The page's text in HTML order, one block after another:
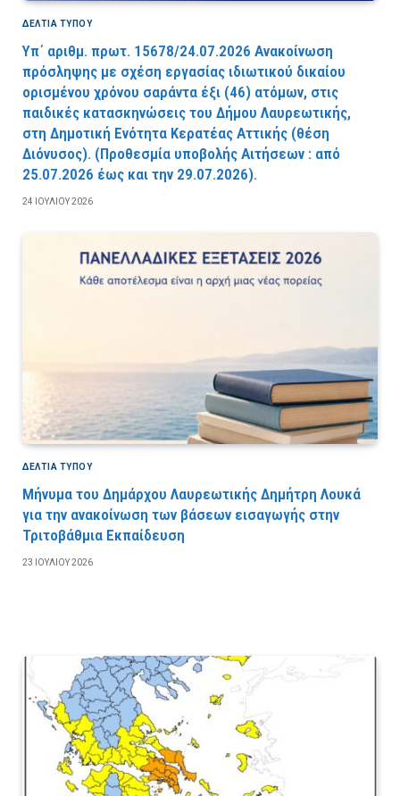
ΔΕΛΤΙΑ ΤΥΠΟΥ
Υπ΄ αριθμ. πρωτ. 15678/24.07.2026 Ανακοίνωση
πρόσληψης με σχέση εργασίας ιδιωτικού δικαίου
ορισμένου χρόνου σαράντα έξι (46) ατόμων, στις
παιδικές κατασκηνώσεις του Δήμου Λαυρεωτικής,
στη Δημοτική Ενότητα Κερατέας Αττικής (θέση
Διόνυσος). (Προθεσμία υποβολής Αιτήσεων : από
25.07.2026 έως και την 29.07.2026).
24 ΙΟΥΛΊΟΥ 2026
ΔΕΛΤΙΑ ΤΥΠΟΥ
Μήνυμα του Δημάρχου Λαυρεωτικής Δημήτρη Λουκά
για την ανακοίνωση των βάσεων εισαγωγής στην
Τριτοβάθμια Εκπαίδευση
23 ΙΟΥΛΊΟΥ 2026